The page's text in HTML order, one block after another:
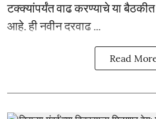
टक्क्यांपर्यंत वाढ करण्याचे या
आहे. ही नवीन दरवाढ ...
Read